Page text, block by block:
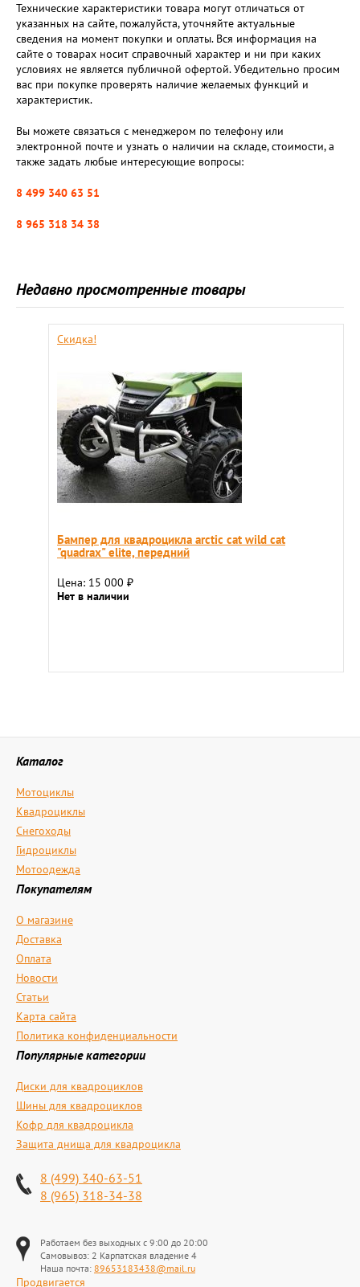
Технические характеристики товара могут отличаться от
указанных на сайте, пожалуйста, уточняйте актуальные
сведения на момент покупки и оплаты. Вся информация на
сайте о товарах носит справочный характер и ни при каких
условиях не является публичной офертой. Убедительно просим
вас при покупке проверять наличие желаемых функций и
характеристик.
Вы можете связаться с менеджером по телефону или
электронной почте и узнать о наличии на складе, стоимости, а
также задать любые интересующие вопросы:
8 499 340 63 51
8 965 318 34 38
Недавно просмотренные товары
Скидка!
Бампер для квадроцикла arctic cat wild cat
"quadrax" elite, передний
Цена: 15 000 ₽
Нет в наличии
Каталог
Мотоциклы
Квадроциклы
Снегоходы
Гидроциклы
Мотоодежда
Покупателям
О магазине
Доставка
Оплата
Новости
Статьи
Карта сайта
Политика конфиденциальности
Популярные категории
Диски для квадроциклов
Шины для квадроциклов
Кофр для квадроцикла
Защита днища для квадроцикла
8 (499) 340-63-51
8 (965) 318-34-38
Работаем без выходных с 9:00 до 20:00
Самовывоз: 2 Карпатская владение 4
Наша почта: 89653183438@mail.ru
Продвигается